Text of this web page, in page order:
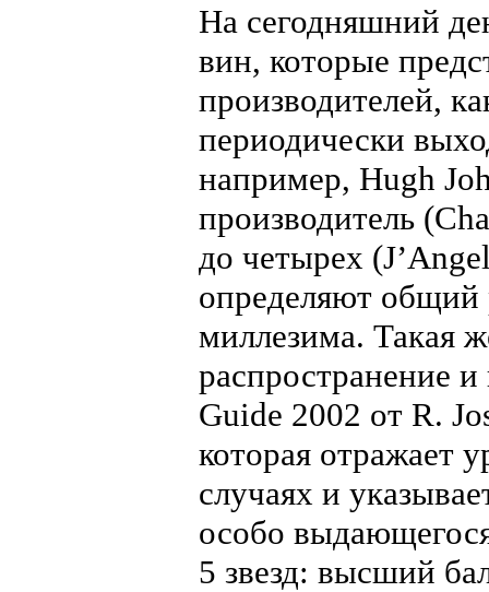
На сегодняшний
вин, которые
производителей,
периодически
например, Hugh
производитель
до четырех
определяют общий
миллезима. Такая
распространение
Guide 2002 от R.
которая отражает
случаях и
особо
5 звезд: высший